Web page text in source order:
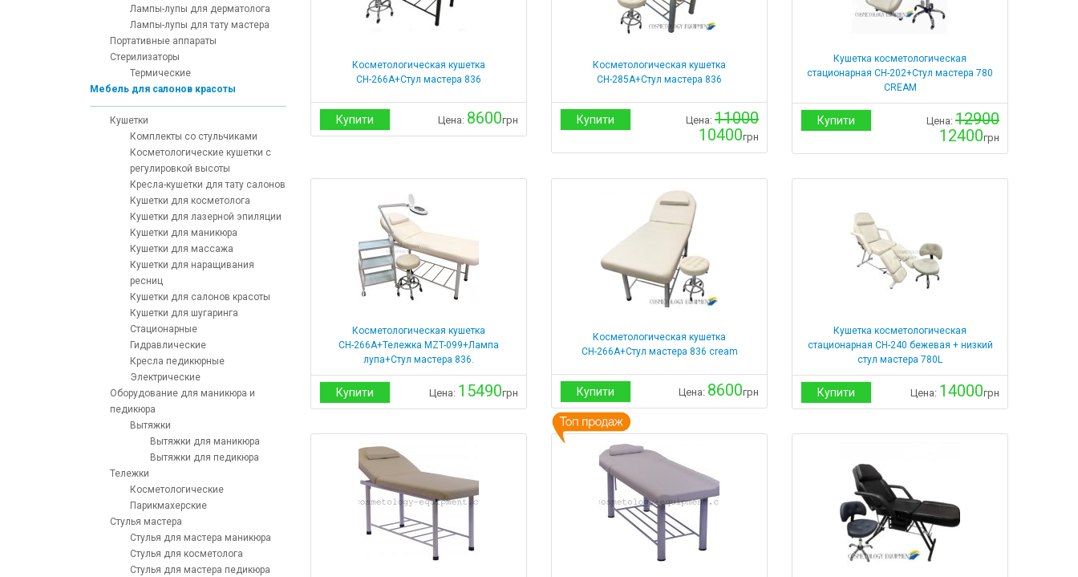
Лампы-лупы для дерматолога
Лампы-лупы для тату мастера
Портативные аппараты
Стерилизаторы
Термические
Мебель для салонов красоты
Кушетки
Комплекты со стульчиками
Косметологические кушетки с
регулировкой высоты
Кресла-кушетки для тату салонов
Кушетки для косметолога
Кушетки для лазерной эпиляции
Кушетки для маникюра
Кушетки для массажа
Кушетки для наращивания
ресниц
Кушетки для салонов красоты
Кушетки для шугаринга
Стационарные
Гидравлические
Кресла педикюрные
Электрические
Оборудование для маникюра и
педикюра
Вытяжки
Вытяжки для маникюра
Вытяжки для педикюра
Тележки
Косметологические
Парикмахерские
Стулья мастера
Стулья для мастера маникюра
Стулья для косметолога
Стулья для мастера педикюра
Косметологическая кушетка
СН-266А+Стул мастера 836
Купити Цена: 8600грн
Косметологическая кушетка
СН-285А+Стул мастера 836
Купити Цена: 11000
10400грн
Кушетка косметологическая
стационарная СН-202+Стул мастера 780
CREAM
Купити Цена: 12900
12400грн
Косметологическая кушетка
СН-266А+Тележка МZT-099+Лампа
лупа+Стул мастера 836.
Купити Цена: 15490грн
Косметологическая кушетка
СН-266А+Стул мастера 836 cream
Купити Цена: 8600грн
Кушетка косметологическая
стационарная СН-240 бежевая + низкий
стул мастера 780L
Купити Цена: 14000грн